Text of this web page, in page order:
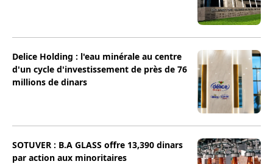
Delice Holding : l'eau minérale au centre
d'un cycle d'investissement de près de 76
millions de dinars
SOTUVER : B.A GLASS offre 13,390 dinars
par action aux minoritaires